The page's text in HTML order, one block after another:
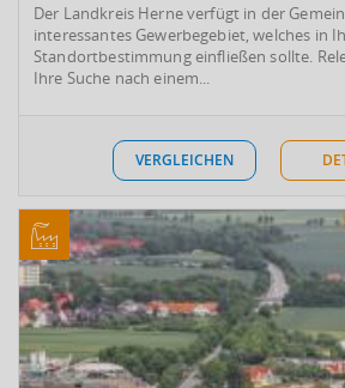
Der Landkreis Herne verfügt in der
interessantes Gewerbegebiet, welches in
Standortbestimmung einfließen sollte.
Ihre Suche nach einem...
VERGLEICHEN